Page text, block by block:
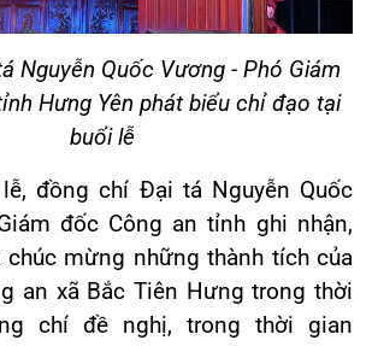
Nguyễn Quốc Vương - Phó Giám
Hưng Yên phát biểu chỉ đạo tại
buổi lễ
đồng chí Đại tá Nguyễn Quốc
đốc Công an tỉnh ghi nhận,
chúc mừng những thành tích của
an xã Bắc Tiên Hưng trong thời
chí đề nghị, trong thời gian